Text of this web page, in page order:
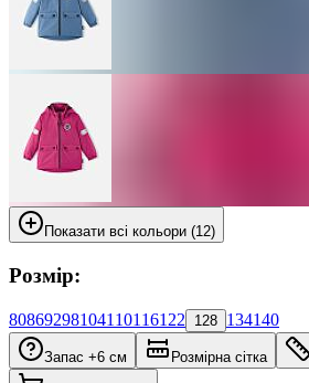
Показати всі кольори (12)
Розмір:
80869298104110116122 128 134140
Запас +6 см Розмірна сітка